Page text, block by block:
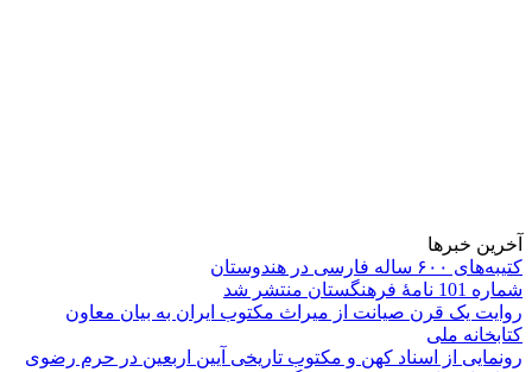
آخرین خبرها
کتیبه‌های ۶۰۰ ساله فارسی در هندوستان
شماره 101 نامۀ فرهنگستان منتشر شد
روایت یک قرن صیانت از میراث مکتوب ایران به بیان معاون
کتابخانه ملی
رونمایی از اسناد کهن و مکتوب تاریخی آیین اربعین در حرم رضوی